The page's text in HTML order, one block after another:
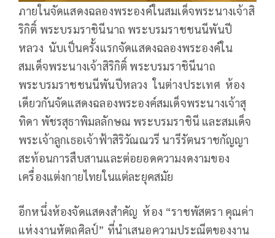
ภายในจัดแสดงฉลองพระองค์ในสมเด็จพระนางเจ้าสิ
ริกิติ์ พระบรมราชินีนาถ พระบรมราชชนนีพันปี
หลวง นับเป็นครั้งแรกจัดแสดงฉลองพระองค์ใน
สมเด็จพระนางเจ้าสิริกิติ์ พระบรมราชินีนาถ
พระบรมราชชนนีพันปีหลวง ในต่างประเทศ ห้อง
เดียวกันจัดแสดงฉลองพระองค์สมเด็จพระนางเจ้าสุ
ทิดา พัชรสุธาพิมลลักษณ พระบรมราชินี และสมเด็จ
พระเจ้าลูกเธอเจ้าฟ้าสิริวัณณวรี นารีรัตนราชกัญญา
สะท้อนการสืบสานและต่อยอดความงดงามของ
เครื่องแต่งกายไทยในแต่ละยุคสมัย
อีกหนึ่งห้องจัดแสดงสำคัญ ห้อง “ราชพัสตรา คุณค่า
แห่งงานหัตถศิลป์” ที่นำเสนอความประณีตของงาน